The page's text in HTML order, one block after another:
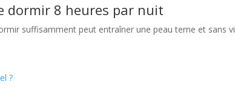
dormir 8 heures par nuit
suffisamment peut entraîner une peau terne et sans
?